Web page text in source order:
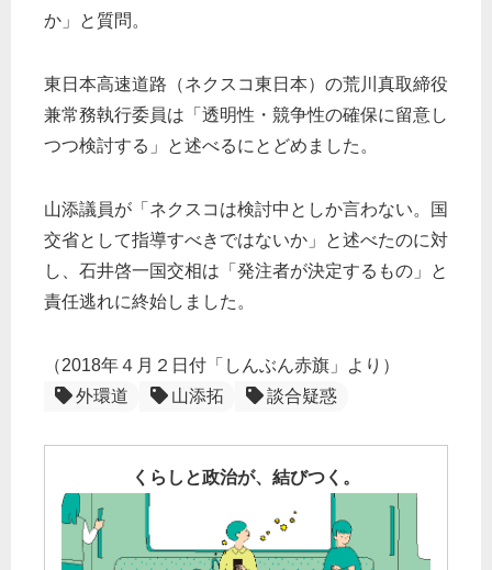
か」と質問。
東日本高速道路（ネクスコ東日本）の荒川真取締役
兼常務執行委員は「透明性・競争性の確保に留意し
つつ検討する」と述べるにとどめました。
山添議員が「ネクスコは検討中としか言わない。国
交省として指導すべきではないか」と述べたのに対
し、石井啓一国交相は「発注者が決定するもの」と
責任逃れに終始しました。
（2018年４月２日付「しんぶん赤旗」より）
外環道
山添拓 談合疑惑
くらしと政治が、結びつく。